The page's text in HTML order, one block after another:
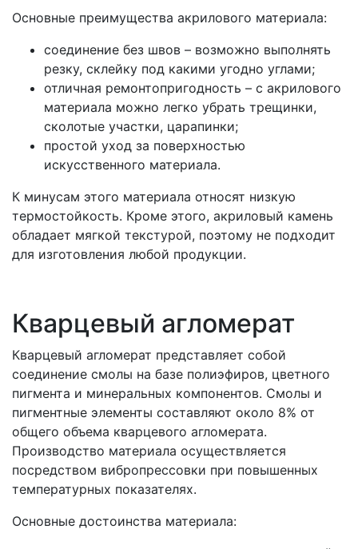
Основные преимущества акрилового материала:
соединение без швов – возможно выполнять
резку, склейку под какими угодно углами;
отличная ремонтопригодность – с акрилового
материала можно легко убрать трещинки,
сколотые участки, царапинки;
простой уход за поверхностью
искусственного материала.
К минусам этого материала относят низкую
термостойкость. Кроме этого, акриловый камень
обладает мягкой текстурой, поэтому не подходит
для изготовления любой продукции.
Кварцевый агломерат
Кварцевый агломерат представляет собой
соединение смолы на базе полиэфиров, цветного
пигмента и минеральных компонентов. Смолы и
пигментные элементы составляют около 8% от
общего объема кварцевого агломерата.
Производство материала осуществляется
посредством вибропрессовки при повышенных
температурных показателях.
Основные достоинства материала: